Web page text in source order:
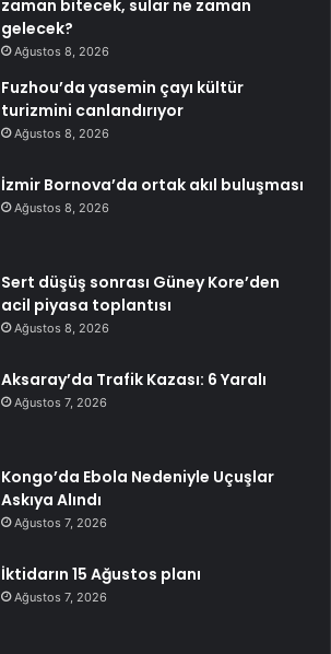
zaman bitecek, sular ne zaman
gelecek?
Ağustos 8, 2026
Fuzhou’da yasemin çayı kültür
turizmini canlandırıyor
Ağustos 8, 2026
İzmir Bornova’da ortak akıl buluşması
Ağustos 8, 2026
Sert düşüş sonrası Güney Kore’den
acil piyasa toplantısı
Ağustos 8, 2026
Aksaray’da Trafik Kazası: 6 Yaralı
Ağustos 7, 2026
Kongo’da Ebola Nedeniyle Uçuşlar
Askıya Alındı
Ağustos 7, 2026
İktidarın 15 Ağustos planı
Ağustos 7, 2026